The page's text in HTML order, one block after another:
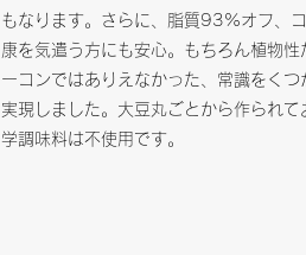
もなります。さらに、脂質93%オフ、
康を気遣う方にも安心。もちろん植物
ーコンではありえなかった、常識をく
実現しました。大豆丸ごとから作られ
学調味料は不使用です。